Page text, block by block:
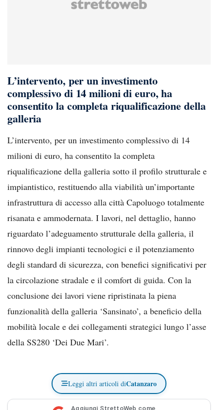
L’intervento, per un investimento
complessivo di 14 milioni di euro, ha
consentito la completa riqualificazione della
galleria
L’intervento, per un investimento complessivo di 14
milioni di euro, ha consentito la completa
riqualificazione della galleria sotto il profilo strutturale e
impiantistico, restituendo alla viabilità un’importante
infrastruttura di accesso alla città Capoluogo totalmente
risanata e ammodernata. I lavori, nel dettaglio, hanno
riguardato l’adeguamento strutturale della galleria, il
rinnovo degli impianti tecnologici e il potenziamento
degli standard di sicurezza, con benefici significativi per
la circolazione stradale e il comfort di guida. Con la
conclusione dei lavori viene ripristinata la piena
funzionalità della galleria ‘Sansinato’, a beneficio della
mobilità locale e dei collegamenti strategici lungo l’asse
della SS280 ‘Dei Due Mari’.
Leggi altri articoli diCatanzaro
Aggiungi StrettoWeb come